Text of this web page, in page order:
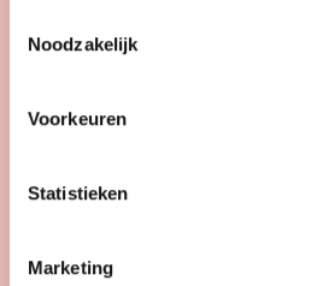
Noodzakelijk
Voorkeuren
Statistieken
Marketing
Stiens
24 - 30 uur | Voltijds, Onbepaalde
Ben jij een persoonlijk
complexe zorg en kleine